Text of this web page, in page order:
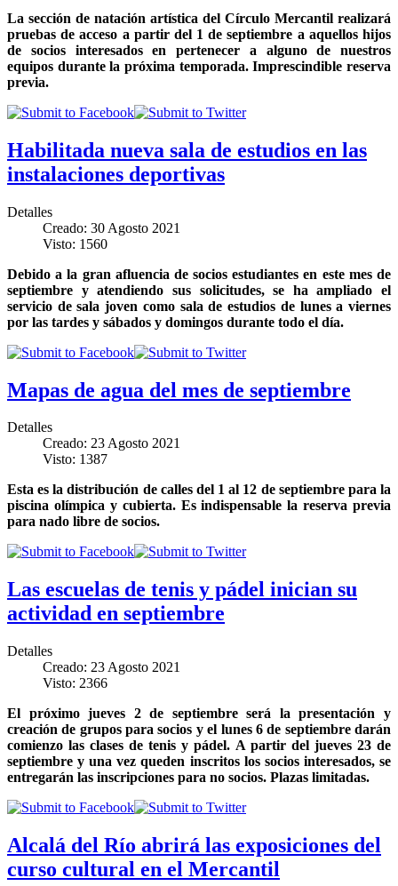
La sección de natación artística del Círculo Mercantil realizará
pruebas de acceso a partir del 1 de septiembre a aquellos hijos
de socios interesados en pertenecer a alguno de nuestros
equipos durante la próxima temporada. Imprescindible reserva
previa.
Habilitada nueva sala de estudios en las
instalaciones deportivas
Detalles
Creado: 30 Agosto 2021
Visto: 1560
Debido a la gran afluencia de socios estudiantes en este mes de
septiembre y atendiendo sus solicitudes, se ha ampliado el
servicio de sala joven como sala de estudios de lunes a viernes
por las tardes y sábados y domingos durante todo el día.
Mapas de agua del mes de septiembre
Detalles
Creado: 23 Agosto 2021
Visto: 1387
Esta es la distribución de calles del 1 al 12 de septiembre para la
piscina olímpica y cubierta. Es indispensable la reserva previa
para nado libre de socios.
Las escuelas de tenis y pádel inician su
actividad en septiembre
Detalles
Creado: 23 Agosto 2021
Visto: 2366
El próximo jueves 2 de septiembre será la presentación y
creación de grupos para socios y el lunes 6 de septiembre darán
comienzo las clases de tenis y pádel. A partir del jueves 23 de
septiembre y una vez queden inscritos los socios interesados, se
entregarán las inscripciones para no socios. Plazas limitadas.
Alcalá del Río abrirá las exposiciones del
curso cultural en el Mercantil